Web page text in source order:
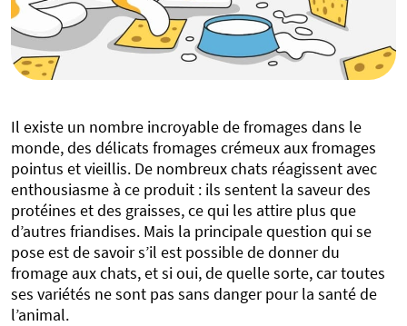
Il existe un nombre incroyable de fromages dans le
monde, des délicats fromages crémeux aux fromages
pointus et vieillis. De nombreux chats réagissent avec
enthousiasme à ce produit : ils sentent la saveur des
protéines et des graisses, ce qui les attire plus que
d’autres friandises. Mais la principale question qui se
pose est de savoir s’il est possible de donner du
fromage aux chats, et si oui, de quelle sorte, car toutes
ses variétés ne sont pas sans danger pour la santé de
l’animal.